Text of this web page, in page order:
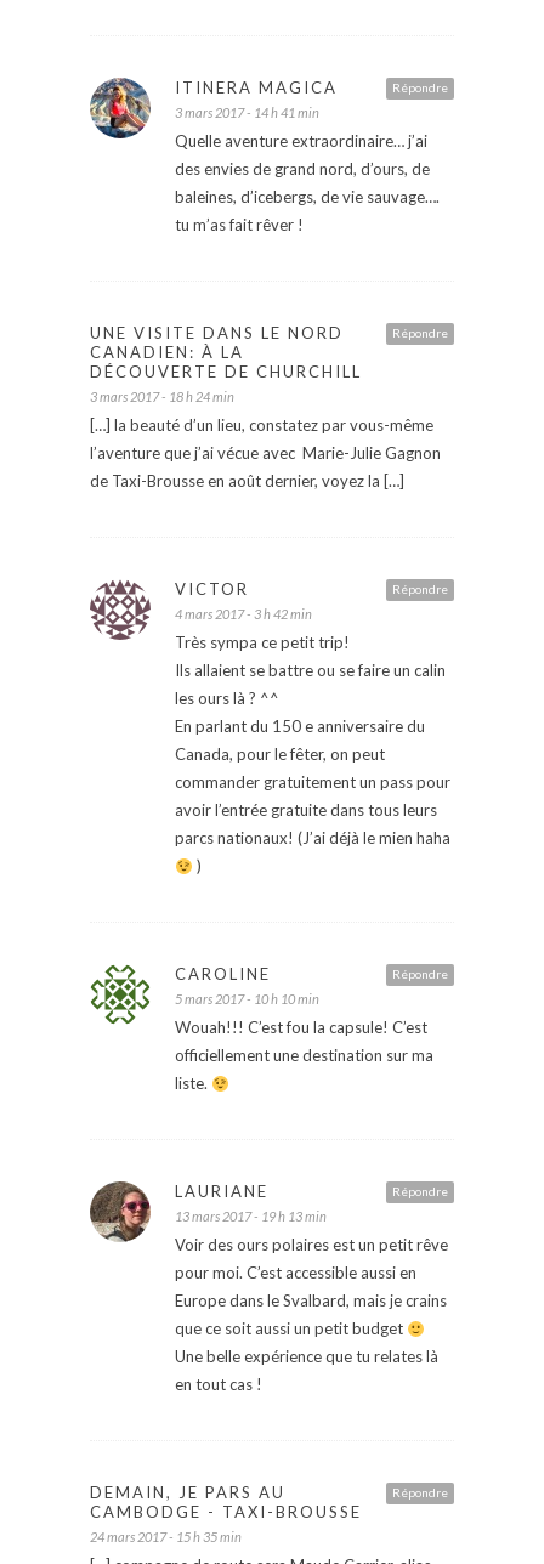
Répondre
ITINERA MAGICA
3 mars 2017 - 14 h 41 min
Quelle aventure extraordinaire… j’ai
des envies de grand nord, d’ours, de
baleines, d’icebergs, de vie sauvage….
tu m’as fait rêver !
Répondre
UNE VISITE DANS LE NORD
CANADIEN: À LA
DÉCOUVERTE DE CHURCHILL
3 mars 2017 - 18 h 24 min
[…] la beauté d’un lieu, constatez par vous-même
l’aventure que j’ai vécue avec Marie-Julie Gagnon
de Taxi-Brousse en août dernier, voyez la […]
Répondre
VICTOR
4 mars 2017 - 3 h 42 min
Très sympa ce petit trip!
Ils allaient se battre ou se faire un calin
les ours là ? ^^
En parlant du 150 e anniversaire du
Canada, pour le fêter, on peut
commander gratuitement un pass pour
avoir l’entrée gratuite dans tous leurs
parcs nationaux! (J’ai déjà le mien haha
)
Répondre
CAROLINE
5 mars 2017 - 10 h 10 min
Wouah!!! C’est fou la capsule! C’est
officiellement une destination sur ma
liste.
Répondre
LAURIANE
13 mars 2017 - 19 h 13 min
Voir des ours polaires est un petit rêve
pour moi. C’est accessible aussi en
Europe dans le Svalbard, mais je crains
que ce soit aussi un petit budget
Une belle expérience que tu relates là
en tout cas !
Répondre
DEMAIN, JE PARS AU
CAMBODGE - TAXI-BROUSSE
24 mars 2017 - 15 h 35 min